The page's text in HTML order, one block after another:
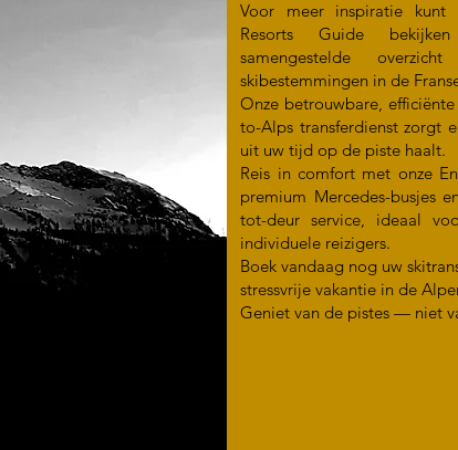
Voor meer inspiratie kunt
Resorts Guide
samengestelde
skibestemmingen in de
Onze betrouwbare,
to-Alps transferdienst zorgt
uit uw tijd op de piste haalt.
Reis in comfort met onze
premium Mercedes-busjes
tot-deur service, ideaal
individuele reizigers.
Boek vandaag nog uw
stressvrije vakantie in de
Geniet van de pistes — niet